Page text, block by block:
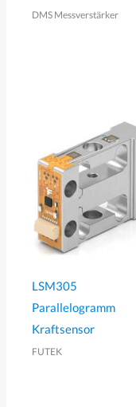
DMS Messverstärker
LSM305
Parallelogramm
Kraftsensor
FUTEK